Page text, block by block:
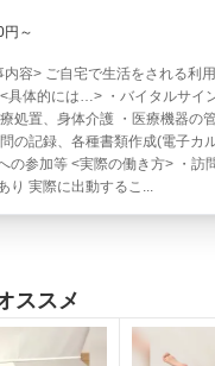
～
内容> ご自宅で生活をされる利
具体的には…> ・バイタルサイ
処置、身体介護 ・医療機器の
の記録、各種書類作成(電子カ
の参加等 <実際の働き方> ・訪
り 実際に出動するこ...
ススメ